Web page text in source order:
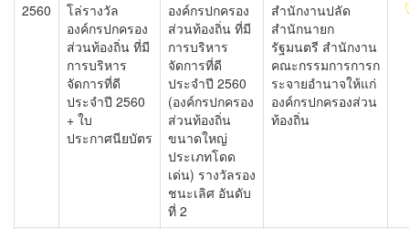
2560
โล่รางวัล
องค์กรปกครอง
ส่วนท้องถิ่น ที่มี
การบริหาร
จัดการที่ดี
ประจำปี 2560
+ ใบ
ประกาศนียบัตร
องค์กรปกครอง
ส่วนท้องถิ่น ที่มี
การบริหาร
จัดการที่ดี
ประจำปี 2560
(องค์กรปกครอง
ส่วนท้องถิ่น
ขนาดใหญ่
ประเภทโดด
เด่น) รางวัลรอง
ชนะเลิศ อันดับ
ที่ 2
สำนักงานปลัด
สำนักนายก
รัฐมนตรี สำนักงาน
คณะกรรมการการก
ระจายอำนาจให้แก่
องค์กรปกครองส่วน
ท้องถิ่น